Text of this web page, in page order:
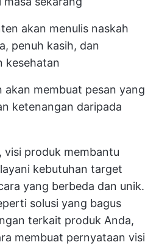
akan menulis naskah
penuh kasih, dan
kesehatan
akan membuat pesan yang
ketenangan daripada
visi produk membantu
kebutuhan target
yang berbeda dan unik.
solusi yang bagus
terkait produk Anda,
membuat pernyataan visi